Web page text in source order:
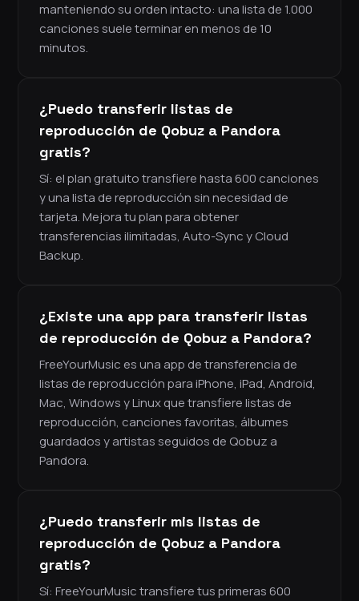
manteniendo su orden intacto: una lista de 1.000
canciones suele terminar en menos de 10
minutos.
¿Puedo transferir listas de
reproducción de Qobuz a Pandora
gratis?
Sí: el plan gratuito transfiere hasta 600 canciones
y una lista de reproducción sin necesidad de
tarjeta. Mejora tu plan para obtener
transferencias ilimitadas, Auto-Sync y Cloud
Backup.
¿Existe una app para transferir listas
de reproducción de Qobuz a Pandora?
FreeYourMusic es una app de transferencia de
listas de reproducción para iPhone, iPad, Android,
Mac, Windows y Linux que transfiere listas de
reproducción, canciones favoritas, álbumes
guardados y artistas seguidos de Qobuz a
Pandora.
¿Puedo transferir mis listas de
reproducción de Qobuz a Pandora
gratis?
Sí: FreeYourMusic transfiere tus primeras 600